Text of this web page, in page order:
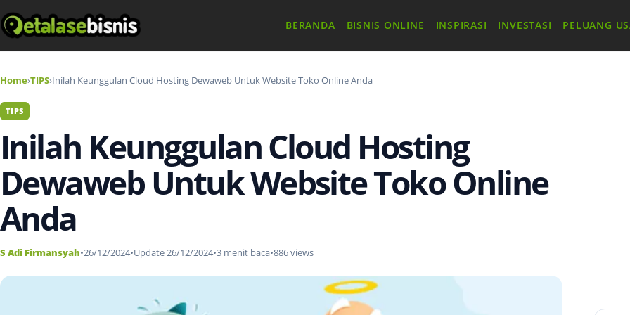
BERANDA BISNIS ONLINE INSPIRASI INVESTASI PELUANG
Home›TIPS›Inilah Keunggulan Cloud Hosting Dewaweb Untuk Website Toko Online Anda
TIPS
Inilah Keunggulan Cloud Hosting
Dewaweb Untuk Website Toko Online
Anda
S Adi Firmansyah•26/12/2024•Update 26/12/2024•3 menit baca•886 views